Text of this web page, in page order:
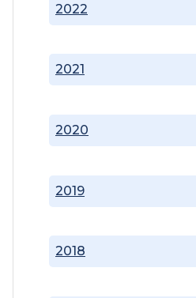
2018
2019
2020
2021
2022